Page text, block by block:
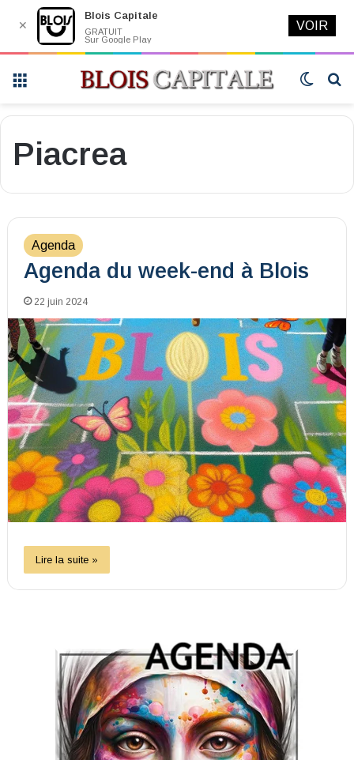
Switch
Piacrea
Agenda
Agenda du week-end à Blois
22 juin 2024
Lire la suite »
✕
Blois Capitale
GRATUIT
Sur Google Play
VOIR